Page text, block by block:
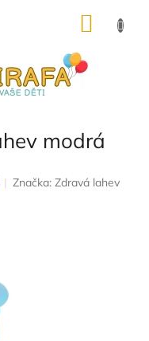
modrá
Značka: Zdravá lahev